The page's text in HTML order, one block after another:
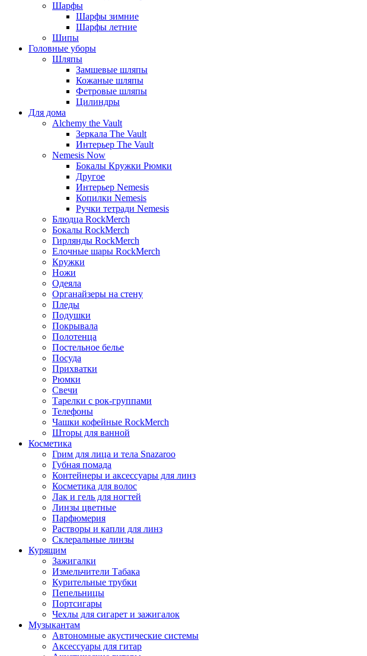
Шарфы
Шарфы зимние
Шарфы летние
Шипы
Головные уборы
Шляпы
Замшевые шляпы
Кожаные шляпы
Фетровые шляпы
Цилиндры
Для дома
Alchemy the Vault
Зеркала The Vault
Интерьер The Vault
Nemesis Now
Бокалы Кружки Рюмки
Другое
Интерьер Nemesis
Копилки Nemesis
Ручки тетради Nemesis
Блюдца RockMerch
Бокалы RockMerch
Гирлянды RockMerch
Елочные шары RockMerch
Кружки
Ножи
Одеяла
Органайзеры на стену
Пледы
Подушки
Покрывала
Полотенца
Постельное белье
Посуда
Прихватки
Рюмки
Свечи
Тарелки с рок-группами
Телефоны
Чашки кофейные RockMerch
Шторы для ванной
Косметика
Грим для лица и тела Snazaroo
Губная помада
Контейнеры и аксессуары для линз
Косметика для волос
Лак и гель для ногтей
Линзы цветные
Парфюмерия
Растворы и капли для линз
Склеральные линзы
Курящим
Зажигалки
Измельчители Табака
Курительные трубки
Пепельницы
Портсигары
Чехлы для сигарет и зажигалок
Музыкантам
Автономные акустические системы
Аксессуары для гитар